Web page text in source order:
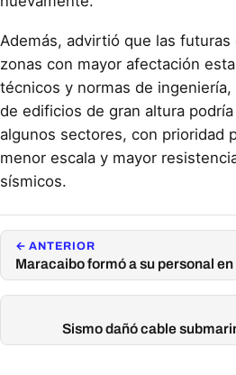
Además, advirtió que las
zonas con mayor afectación
técnicos y normas de
de edificios de gran altura
algunos sectores, con prioridad
menor escala y mayor
sísmicos.
← ANTERIOR
Maracaibo formó a su personal
Sismo dañó cable